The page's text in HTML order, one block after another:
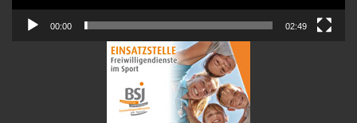
00:00 02:49